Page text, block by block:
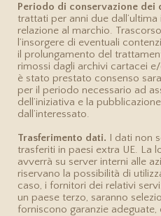
Periodo di conservazione dei
trattati per anni due
relazione al marchio.
l’insorgere di eventuali
il prolungamento del
rimossi dagli archivi cartacei
è stato prestato consenso
per il periodo necessario ad
dell’iniziativa e la
dall’interessato.
Trasferimento dati. I dati non
trasferiti in paesi extra UE. La
avverrà su server interni alle
riservano la possibilità di
caso, i fornitori dei relativi
un paese terzo, saranno
forniscono garanzie